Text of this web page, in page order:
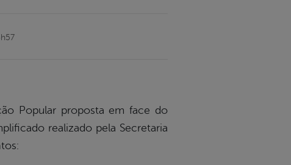
proposta em face do
realizado pela Secretaria